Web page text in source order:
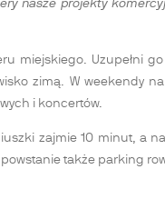
nasze projekty
miejskiego. Uzupełni
zimą. W weekendy
i koncertów.
zajmie 10 minut, a
także parking